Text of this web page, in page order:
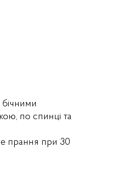
бічними
по спинці та
прання при 30